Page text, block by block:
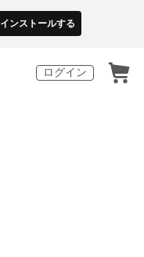
インストールする
ログイン